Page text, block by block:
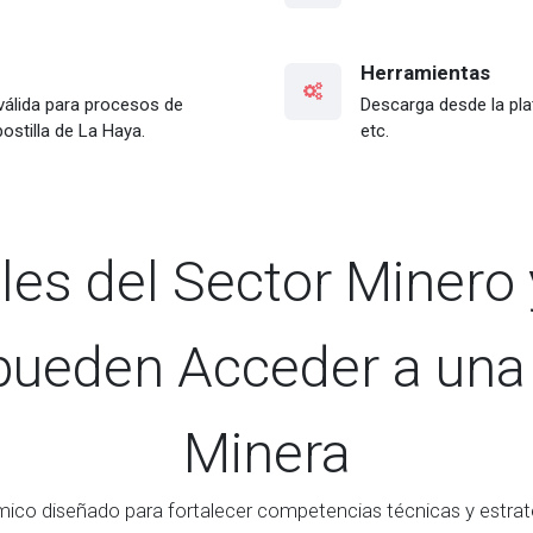
para procesos de
de La Haya.
Herramientas
Descarga desde la
etc.
del Sector Minero
Acceder a
Minera
diseñado para fortalecer competencias técnicas y